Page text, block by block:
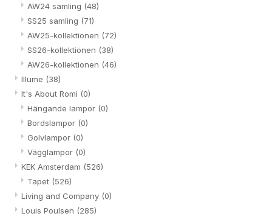
AW24 samling (48)
SS25 samling (71)
AW25-kollektionen (72)
SS26-kollektionen (38)
AW26-kollektionen (46)
Illume (38)
It's About Romi (0)
Hängande lampor (0)
Bordslampor (0)
Golvlampor (0)
Vägglampor (0)
KEK Amsterdam (526)
Tapet (526)
Living and Company (0)
Louis Poulsen (285)